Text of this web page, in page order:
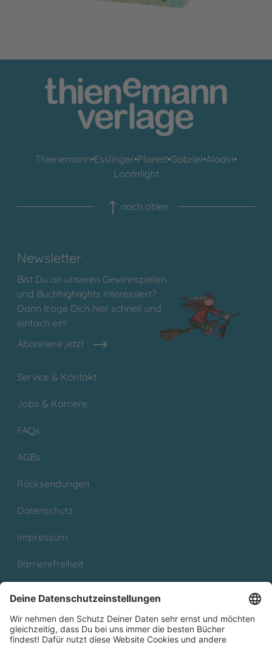
Thienemann•Esslinger•Planet!•Gabriel•Aladin•
Loomlight
nach oben
Newsletter
Bist Du an unseren Gewinnspielen
und Buchhighlights interessiert?
Dann trage Dich hier schnell und
einfach ein!
Abonniere jetzt
Service & Kontakt
Jobs & Karriere
FAQs
AGBs
Rücksendungen
Datenschutz
Impressum
Barrierefreiheit
Partnerprogramm (Affiliate)